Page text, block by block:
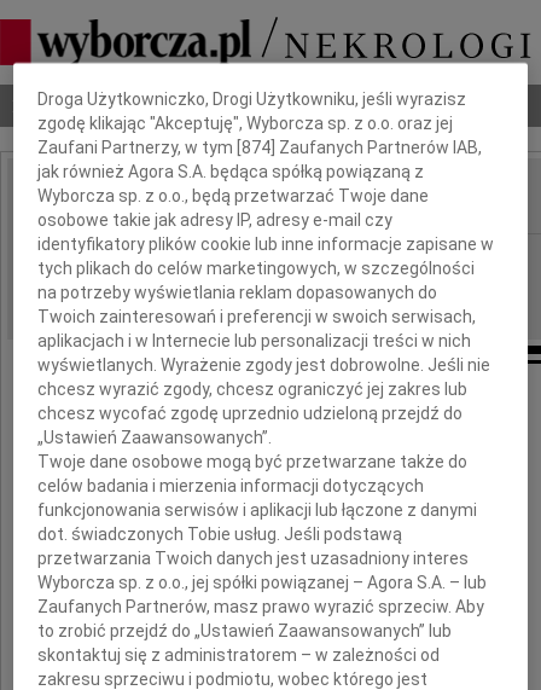
Nekrologi Odeszli Poradnik pogrzebowy
IMIĘ I NAZWISKO:
REGION: Rzeszów
DATA EMISJI: 22.04.2014
dr. Pawłowi Król
Prodziekanowi ds. Studenckich i Promocji
Wydziału Wychowania Fizycznego
Dbamy o Twoją prywatność
Droga Użytkowniczko, Drogi Użytkowniku, jeśli wyrazisz
zgodę klikając "Akceptuję", Wyborcza sp. z o.o. oraz jej
Zaufani Partnerzy, w tym [874 ] Zaufanych Partnerów IAB,
jak również Agora S.A. będąca spółką powiązaną z
Wyborcza sp. z o.o., będą przetwarzać Twoje dane
osobowe takie jak adresy IP, adresy e-mail czy
identyfikatory plików cookie lub inne informacje zapisane w
tych plikach do celów marketingowych, w szczególności
na potrzeby wyświetlania reklam dopasowanych do
Twoich zainteresowań i preferencji w swoich serwisach,
aplikacjach i w Internecie lub personalizacji treści w nich
wyświetlanych. Wyrażenie zgody jest dobrowolne. Jeśli nie
chcesz wyrazić zgody, chcesz ograniczyć jej zakres lub
chcesz wycofać zgodę uprzednio udzieloną przejdź do
„Ustawień Zaawansowanych”.
Twoje dane osobowe mogą być przetwarzane także do
celów badania i mierzenia informacji dotyczących
funkcjonowania serwisów i aplikacji lub łączone z danymi
dot. świadczonych Tobie usług. Jeśli podstawą
przetwarzania Twoich danych jest uzasadniony interes
Wyborcza sp. z o.o., jej spółki powiązanej – Agora S.A. – lub
Zaufanych Partnerów, masz prawo wyrazić sprzeciw. Aby
to zrobić przejdź do „Ustawień Zaawansowanych” lub
skontaktuj się z administratorem – w zależności od
zakresu sprzeciwu i podmiotu, wobec którego jest